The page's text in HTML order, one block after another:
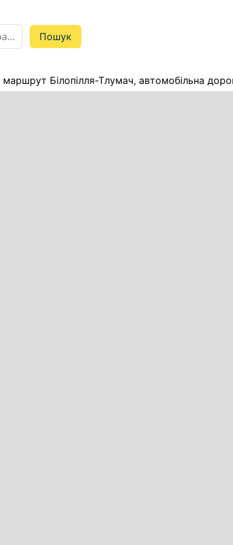
маршрут Білопілля-Тлумач, автомобільна